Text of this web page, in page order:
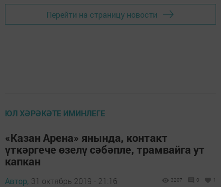
Перейти на страницу новости
ЮЛ ХӘРӘКӘТЕ ИМИНЛЕГЕ
«Казан Арена» янында, контакт
үткәргече өзелү сәбәпле, трамвайга ут
капкан
Автор, 31 октябрь 2019 - 21:16 3207 0 1